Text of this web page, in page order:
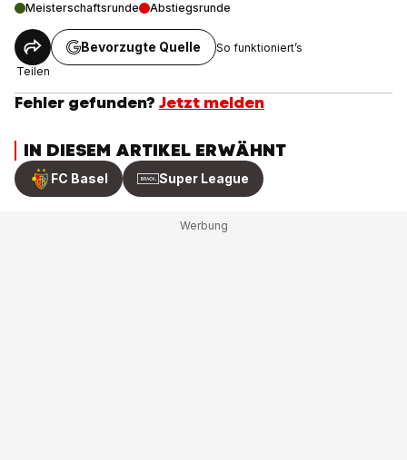
Meisterschaftsrunde Abstiegsrunde
Teilen
Bevorzugte Quelle So funktioniert’s
Fehler gefunden? Jetzt melden
IN DIESEM ARTIKEL ERWÄHNT
FC Basel Super League